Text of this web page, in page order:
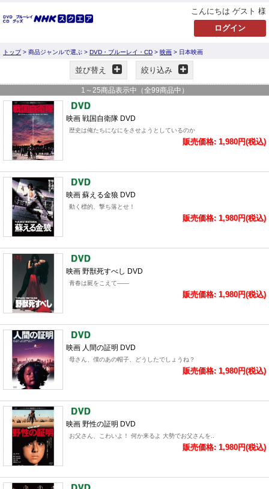
こんにちは ゲスト 様
トップ> 商品ジャンルで選ぶ > DVD・ブルーレイ・CD > 映画 > 日本映画
並び替え 絞り込み
1 ～ 25商品表示中（全99商品中）
映画 戦国自衛隊 DVD
歴史は俺たちになにをさせようとしているのか
販売価格: 1,980円(税込)
映画 蘇える金狼 DVD
動く標的、撃ち落とせ！
販売価格: 1,980円(税込)
映画 野獣死すべし DVD
青春は屍をこえて――
販売価格: 1,980円(税込)
映画 人間の証明 DVD
母さん、僕のあの帽子、どうしたでしょうね？
販売価格: 1,980円(税込)
映画 野性の証明 DVD
お父さん、こわいよ！ 何か来るよ 大勢でお父さんを..
販売価格: 1,980円(税込)